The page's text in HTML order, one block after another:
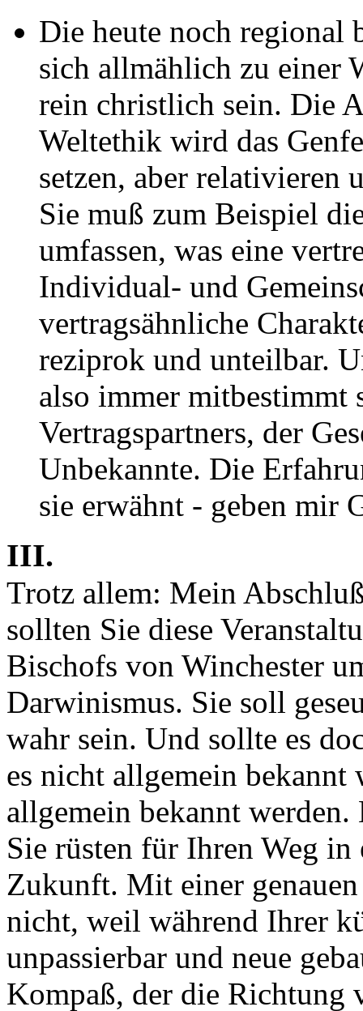
Die heute noch regional
sich allmählich zu einer
rein christlich sein. Die
Weltethik wird das
setzen, aber relativieren
Sie muß zum Beispiel
umfassen, was eine
Individual- und
vertragsähnliche
reziprok und unteilbar.
also immer mitbestimmt
Vertragspartners, der
Unbekannte. Die
sie erwähnt - geben mir
III.
Trotz allem: Mein
sollten Sie diese
Bischofs von Winchester
Darwinismus. Sie soll
wahr sein. Und sollte es
es nicht allgemein
allgemein bekannt
Sie rüsten für Ihren Weg
Zukunft. Mit einer
nicht, weil während Ihrer
unpassierbar und neue
Kompaß, der die Richtung